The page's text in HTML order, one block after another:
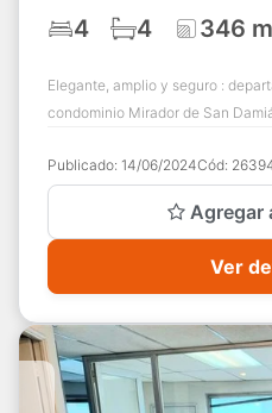
4 4 346
Elegante, amplio y seguro :
condominio Mirador de San
Publicado: 14/06/2024Cód:
Agregar
Ver